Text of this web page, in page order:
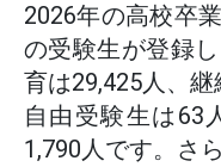
2026年の高校卒
の受験生が登録
育は29,425人、
自由受験生は63
1,790人です。さ